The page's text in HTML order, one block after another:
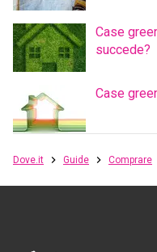
Case
succede?
Case
Dove.it Guide Comprare